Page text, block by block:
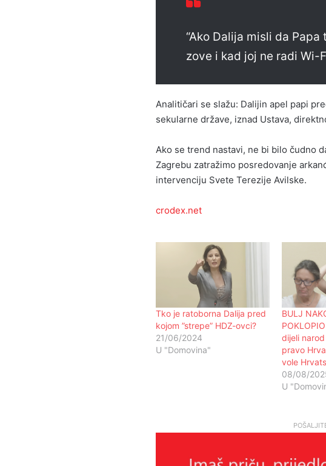
“Ako Dalija misli da
zove i kad joj ne radi Wi-
Analitičari se slažu: Dalijin apel papi
sekularne države, iznad Ustava,
Ako se trend nastavi, ne bi bilo čudno
Zagrebu zatražimo posredovanje
intervenciju Svete Terezije Avilske.
crodex.net
Tko je ratoborna Dalija pred
kojom ”strepe” HDZ-ovci?
21/06/2024
U "Domovina"
BULJ
dijeli
pravo
vole
08/08/
U